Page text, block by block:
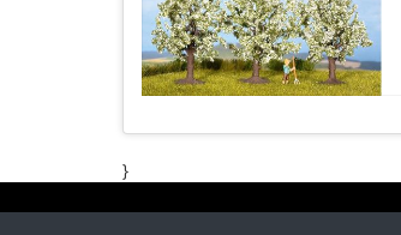
}